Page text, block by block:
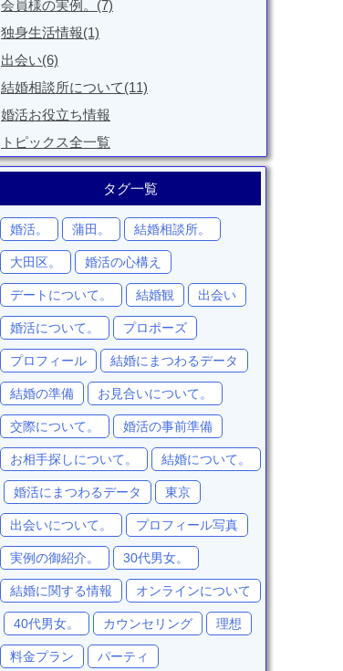
会員様の実例。(7)
独身生活情報(1)
出会い(6)
結婚相談所について(11)
婚活お役立ち情報
トピックス全一覧
タグ一覧
婚活。 蒲田。 結婚相談所。
大田区。 婚活の心構え
デートについて。 結婚観 出会い
婚活について。 プロポーズ
プロフィール 結婚にまつわるデータ
結婚の準備 お見合いについて。
交際について。 婚活の事前準備
お相手探しについて。 結婚について。
婚活にまつわるデータ 東京
出会いについて。 プロフィール写真
実例の御紹介。 30代男女。
結婚に関する情報 オンラインについて
40代男女。 カウンセリング 理想
料金プラン パーティ